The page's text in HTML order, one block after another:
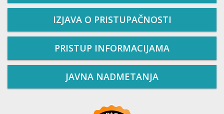
IZJAVA O PRISTUPAČNOSTI
PRISTUP INFORMACIJAMA
JAVNA NADMETANJA